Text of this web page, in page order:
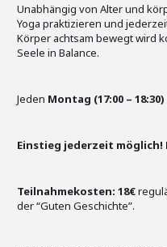
Unabhängig von Alter und
Yoga praktizieren und
Körper achtsam bewegt wird
Seele in Balance.
Jeden Montag (17:00 – 18:30)
Einstieg jederzeit
Teilnahmekosten: 18€
der “Guten Geschichte”.